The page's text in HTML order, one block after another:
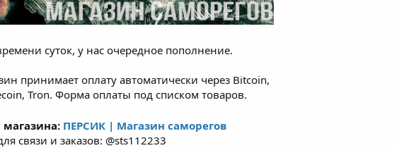
суток, у нас очередное пополнение.
принимает оплату автоматически через Bitcoin,
Tron. Форма оплаты под списком товаров.
магазина: ПЕРСИК | Магазин саморегов
связи и заказов: @sts112233